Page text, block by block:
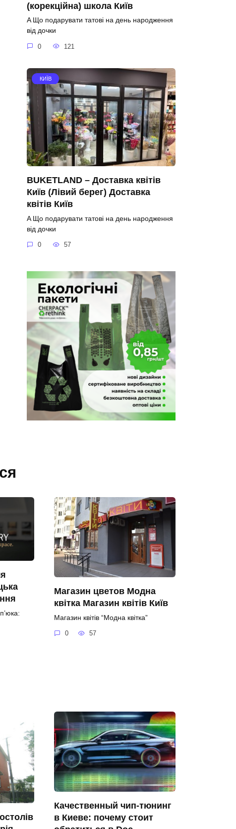
(корекційна) школа Київ
A Що подарувати татові на день народження
від дочки
0 121
КИЇВ
BUKETLAND – Доставка квітів
Київ (Лівий берег) Доставка
квітів Київ
A Що подарувати татові на день народження
від дочки
0 57
Магазин цветов Модна
квітка Магазин квітів Київ
Магазин квітів “Модна квітка”
0 57
Качественный чип-тюнинг
в Киеве: почему стоит